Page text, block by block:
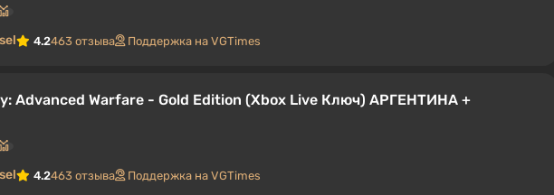
4.2463 отзыва Поддержка на VGTimes
Advanced Warfare - Gold Edition (Xbox Live Ключ) АРГЕНТИНА +
4.2463 отзыва Поддержка на VGTimes